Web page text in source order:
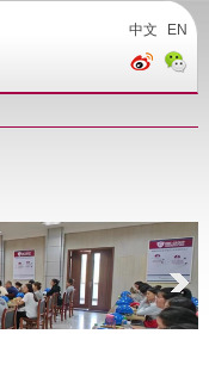
中文 EN